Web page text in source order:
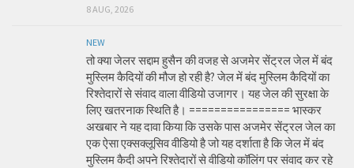
8 AUG, 2026
NEW
तो क्या जेलर सद्दाम हुसैन की वजह से अजमेर सेंट्रल जेल में बंद
मुस्लिम कैदियों की मौज हो रही है? जेल में बंद मुस्लिम कैदियों का
रिश्तेदारों से संवाद वाला वीडियो उजागर। यह जेल की सुरक्षा के
लिए खतरनाक स्थिति है। ================ भास्कर
अखबार ने यह दावा किया कि उसके पास अजमेर सेंट्रल जेल का
एक ऐसा एक्सक्लूसिव वीडियो है जो यह दर्शाता है कि जेल में बंद
मुस्लिम कैदी अपने रिश्तेदारों से वीडियो कॉलिंग पर संवाद कर रहे